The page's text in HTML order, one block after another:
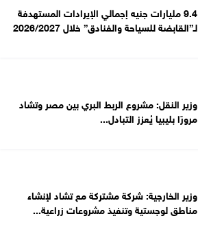
9.4 مليارات جنيه إجمالي الإيرادات المستهدفة
لـ”القابضة للسياحة والفنادق” خلال 2026/2027
وزير النقل: مشروع الربط البري بين مصر وتشاد
مرورًا بليبيا يُعزز التبادل...
وزير الخارجية: شركة مشتركة مع تشاد لإنشاء
مناطق لوجستية وتنفيذ مشروعات زراعية...